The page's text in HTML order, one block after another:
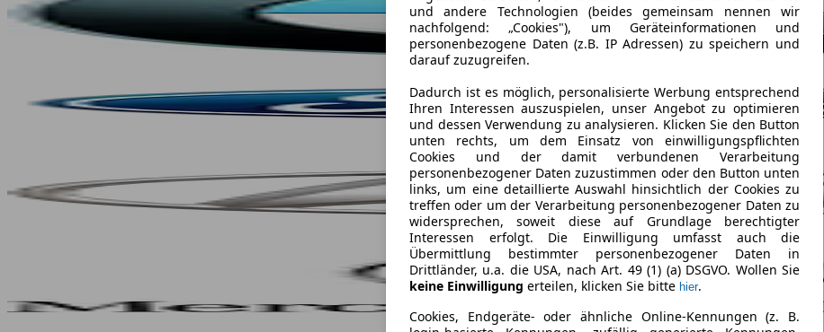
und andere Technologien (beides gemeinsam nennen wir
nachfolgend: „Cookies"), um Geräteinformationen und
personenbezogene Daten (z.B. IP Adressen) zu speichern und
darauf zuzugreifen.
Dadurch ist es möglich, personalisierte Werbung entsprechend
Ihren Interessen auszuspielen, unser Angebot zu optimieren
und dessen Verwendung zu analysieren. Klicken Sie den Button
unten rechts, um dem Einsatz von einwilligungspflichten
Cookies und der damit verbundenen Verarbeitung
personenbezogener Daten zuzustimmen oder den Button unten
links, um eine detaillierte Auswahl hinsichtlich der Cookies zu
treffen oder um der Verarbeitung personenbezogener Daten zu
widersprechen, soweit diese auf Grundlage berechtigter
Interessen erfolgt. Die Einwilligung umfasst auch die
Übermittlung bestimmter personenbezogener Daten in
Drittländer, u.a. die USA, nach Art. 49 (1) (a) DSGVO. Wollen Sie
keine Einwilligung erteilen, klicken Sie bitte hier.
Cookies, Endgeräte- oder ähnliche Online-Kennungen (z. B.